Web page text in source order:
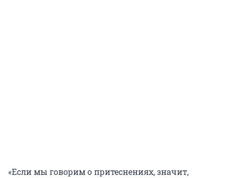
«Если мы говорим о притеснениях, значит,